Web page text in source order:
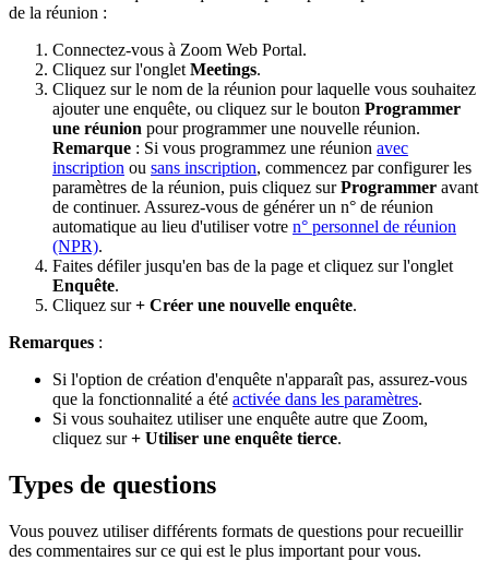
de la réunion :
Connectez-vous à Zoom Web Portal.
Cliquez sur l'onglet Meetings.
Cliquez sur le nom de la réunion pour laquelle vous souhaitez
ajouter une enquête, ou cliquez sur le bouton Programmer
une réunion pour programmer une nouvelle réunion.
Remarque : Si vous programmez une réunion avec
inscription ou sans inscription, commencez par configurer les
paramètres de la réunion, puis cliquez surProgrammer avant
de continuer. Assurez-vous de générer un n° de réunion
automatique au lieu d'utiliser votre n° personnel de réunion
(NPR).
Faites défiler jusqu'en bas de la page et cliquez sur l'onglet
Enquête.
Cliquez sur+ Créer une nouvelle enquête.
Remarques :
Si l'option de création d'enquête n'apparaît pas, assurez-vous
que la fonctionnalité a été activée dans les paramètres.
Si vous souhaitez utiliser une enquête autre que Zoom,
cliquez sur + Utiliser une enquête tierce.
Types de questions
Vous pouvez utiliser différents formats de questions pour recueillir
des commentaires sur ce qui est le plus important pour vous.